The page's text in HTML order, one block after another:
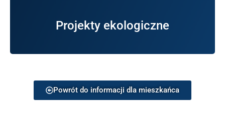
Projekty ekologiczne
Informacja o realizowanych projektach w
Gminie Wierzchosławice.
Powrót do informacji dla mieszkańca